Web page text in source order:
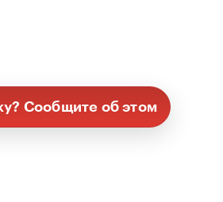
Сообщите об этом